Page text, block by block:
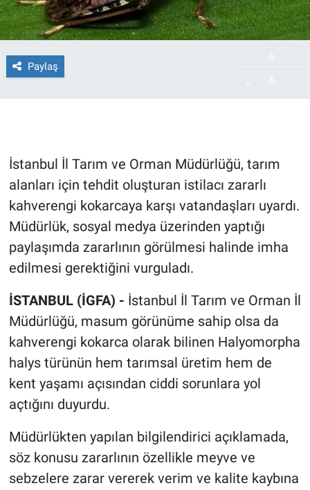
Paylaş
İstanbul İl Tarım ve Orman Müdürlüğü, tarım
alanları için tehdit oluşturan istilacı zararlı
kahverengi kokarcaya karşı vatandaşları uyardı.
Müdürlük, sosyal medya üzerinden yaptığı
paylaşımda zararlının görülmesi halinde imha
edilmesi gerektiğini vurguladı.
İSTANBUL (İGFA) - İstanbul İl Tarım ve Orman İl
Müdürlüğü, masum görünüme sahip olsa da
kahverengi kokarca olarak bilinen Halyomorpha
halys türünün hem tarımsal üretim hem de
kent yaşamı açısından ciddi sorunlara yol
açtığını duyurdu.
Müdürlükten yapılan bilgilendirici açıklamada,
söz konusu zararlının özellikle meyve ve
sebzelere zarar vererek verim ve kalite kaybına